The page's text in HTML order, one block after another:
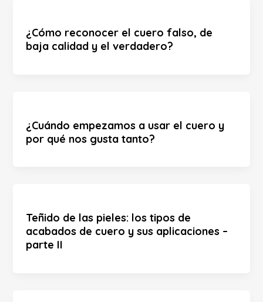
¿Cómo reconocer el cuero falso, de
baja calidad y el verdadero?
¿Cuándo empezamos a usar el cuero y
por qué nos gusta tanto?
Teñido de las pieles: los tipos de
acabados de cuero y sus aplicaciones –
parte II